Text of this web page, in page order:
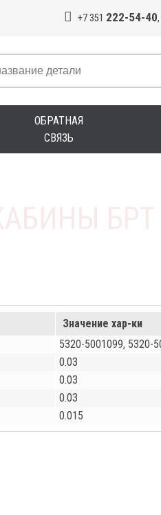
+7 351 222-54-40,
ОБРАТНАЯ
СВЯЗЬ
Значение хар-ки
5320-5001099, 5320-
0.03
0.03
0.03
0.015